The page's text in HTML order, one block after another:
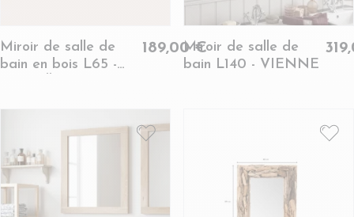
Miroir de salle de
bain en bois L65 -
189,00 €Miroir de salle de
bain L140 - VIENNE